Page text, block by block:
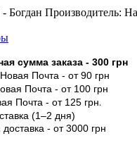
Производитель:
сумма заказа - 300 грн
Почта - от 90 грн
Почта - от 100 грн
Почта - от 125 грн.
(1–2 дня)
- от 3000 грн